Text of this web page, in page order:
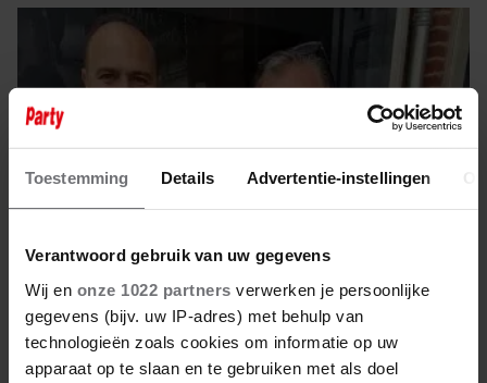
Toestemming Details Advertentie-instellingen
Verantwoord gebruik van uw gegevens
Wij en onze 1022 partners verwerken je persoonlijke
gegevens (bijv. uw IP-adres) met behulp van
technologieën zoals cookies om informatie op uw
apparaat op te slaan en te gebruiken met als doel
26 april 2022